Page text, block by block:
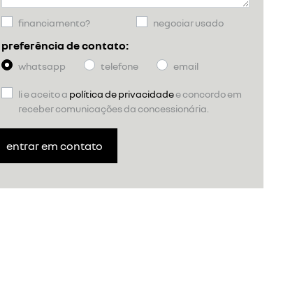
financiamento? negociar usado
preferência de contato:
whatsapp telefone email
li e aceito a política de privacidadee concordo em
receber comunicações da concessionária.
entrar em contato